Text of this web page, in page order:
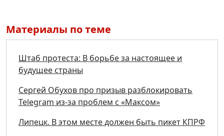
Материалы по теме
Штаб протеста: В борьбе за настоящее и
будущее страны
Сергей Обухов про призыв разблокировать
Telegram из-за проблем с «Максом»
Липецк. В этом месте должен быть пикет КПРФ